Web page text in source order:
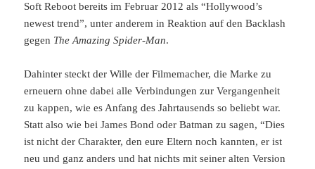
Soft Reboot bereits im Februar 2012 als “Hollywood’s
newest trend”, unter anderem in Reaktion auf den Backlash
gegen The Amazing Spider-Man.
Dahinter steckt der Wille der Filmemacher, die Marke zu
erneuern ohne dabei alle Verbindungen zur Vergangenheit
zu kappen, wie es Anfang des Jahrtausends so beliebt war.
Statt also wie bei James Bond oder Batman zu sagen, “Dies
ist nicht der Charakter, den eure Eltern noch kannten, er ist
neu und ganz anders und hat nichts mit seiner alten Version